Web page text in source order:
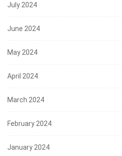
July 2024
June 2024
May 2024
April 2024
March 2024
February 2024
January 2024